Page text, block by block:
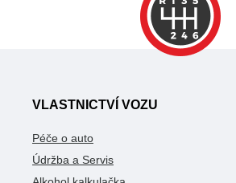
VLASTNICTVÍ VOZU
Péče o auto
Údržba a Servis